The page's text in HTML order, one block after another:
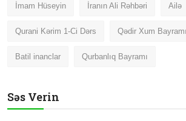
İmam Hüseyin İranın Ali Rəhbəri Ailə
Qurani Kərim 1-Ci Dərs Qədir Xum Bayramı
Batil inanclar Qurbanlıq Bayramı
Səs Verin